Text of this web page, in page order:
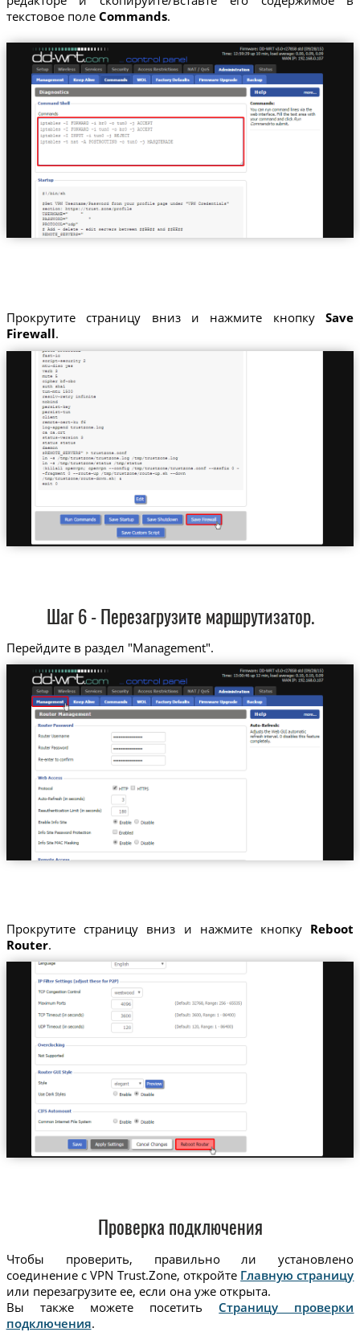
текстовое поле Commands.
Прокрутите страницу вниз и нажмите кнопкуSave
Firewall.
Шаг 6 - Перезагрузите маршрутизатор.
Перейдите в раздел "Management".
Прокрутите страницу вниз и нажмите кнопку Reboot
Router.
Проверка подключения
Чтобы проверить, правильно ли установлено
соединение с VPN Trust.Zone, откройте Главную страницу
или перезагрузите ее, если она уже открыта.
Вы также можете посетить Страницу проверки
подключения.